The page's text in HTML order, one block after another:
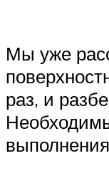
Мы уже
раз, и